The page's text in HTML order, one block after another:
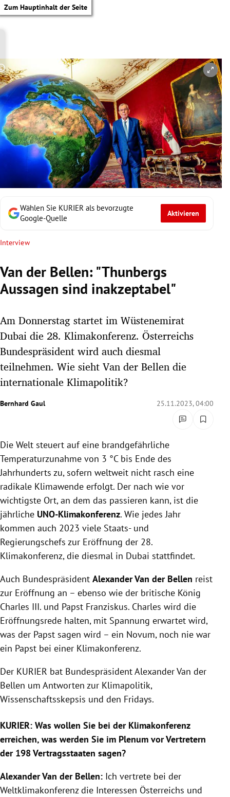
Zum Hauptinhalt der Seite
Untermenü
Untermenü
Untermenü
Untermenü
Untermenü
Untermenü
Untermenü
Untermenü
Wählen Sie KURIER als bevorzugte
Google-Quelle
Aktivieren
Interview
Van der Bellen: "Thunbergs
Aussagen sind inakzeptabel"
Am Donnerstag startet im Wüstenemirat
Dubai die 28. Klimakonferenz. Österreichs
Bundespräsident wird auch diesmal
teilnehmen. Wie sieht Van der Bellen die
internationale Klimapolitik?
Bernhard Gaul 25.11.2023, 04:00
Copyright-Hinweis öffnen/schließen
Die Welt steuert auf eine brandgefährliche
Temperaturzunahme von 3 °C bis Ende des
Jahrhunderts zu, sofern weltweit nicht rasch eine
radikale Klimawende erfolgt. Der nach wie vor
wichtigste Ort, an dem das passieren kann, ist die
jährliche UNO-Klimakonferenz. Wie jedes Jahr
kommen auch 2023 viele Staats- und
Regierungschefs zur Eröffnung der 28.
Klimakonferenz, die diesmal in Dubai stattfindet.
Auch Bundespräsident Alexander Van der Bellen reist
zur Eröffnung an – ebenso wie der britische König
Charles III. und Papst Franziskus. Charles wird die
Eröffnungsrede halten, mit Spannung erwartet wird,
was der Papst sagen wird – ein Novum, noch nie war
ein Papst bei einer Klimakonferenz.
Der KURIER bat Bundespräsident Alexander Van der
Bellen um Antworten zur Klimapolitik,
Wissenschaftsskepsis und den Fridays.
KURIER: Was wollen Sie bei der Klimakonferenz
erreichen, was werden Sie im Plenum vor Vertretern
der 198 Vertragsstaaten sagen?
Alexander Van der Bellen: Ich vertrete bei der
Weltklimakonferenz die Interessen Österreichs und